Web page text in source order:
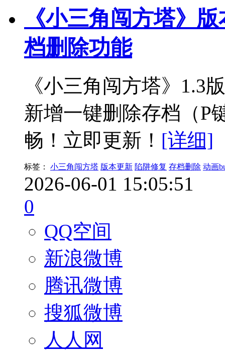
《小三角闯方塔》
档删除功能
《小三角闯方塔》1.3
新增一键删除存档（P
畅！立即更新！ [详细]
标签： 小三角闯方塔 版本更新 陷阱修复 存档删除 动画
2026-06-01 15:05:51
0
QQ空间
新浪微博
腾讯微博
搜狐微博
人人网